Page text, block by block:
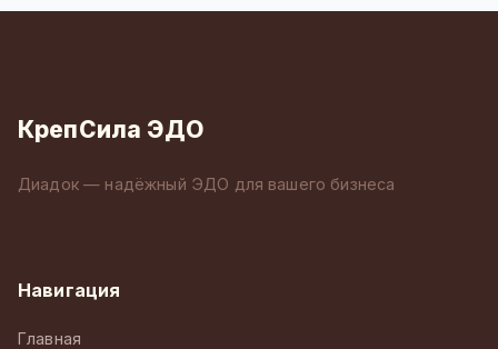
КрепСила ЭДО
Диадок — надёжный ЭДО для вашего бизнеса
Навигация
Главная